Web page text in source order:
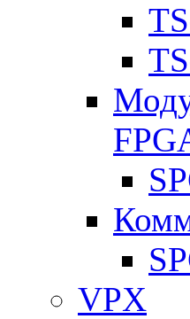
VPX